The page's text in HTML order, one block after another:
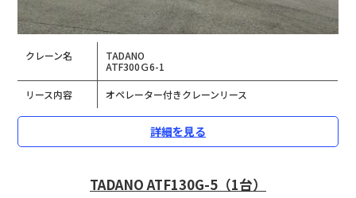
クレーン名
TADANO
ATF300Ｇ6-1
リース内容 オペレーター付きクレーンリース
詳細を見る
TADANO ATF130G-5（1台）